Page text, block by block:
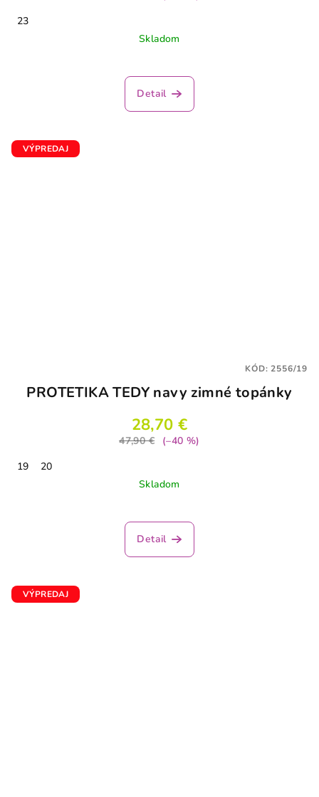
23
Skladom
Detail
VÝPREDAJ
PROTETIKA TEDY navy zimné topánky
28,70 €
47,90 €
(–40 %)
19
20
Skladom
Detail
KÓD:2556/19
VÝPREDAJ